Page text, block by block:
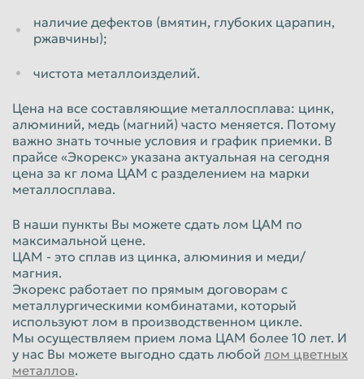
Стерлитамак Сургут
Тверь Тольятти
Томск Тула
Тюмень Улан-Удэ
Ульяновск
Уфа Хабаровск
Химки Чебоксары
Челябинск
Чита Шахты
Электросталь Энгельс
Южно-Сахалинск
наличие дефектов (вмятин, глубоких царапин,
ржавчины);
чистота металлоизделий.
Цена на все составляющие металлосплава: цинк,
алюминий, медь (магний) часто меняется. Потому
важно знать точные условия и график приемки. В
прайсе «Экорекс» указана актуальная на сегодня
цена за кг лома ЦАМ с разделением на марки
металлосплава.
В наши пункты Вы можете сдать лом ЦАМ по
максимальной цене.
ЦАМ - это сплав из цинка, алюминия и меди/
магния.
Экорекс работает по прямым договорам с
металлургическими комбинатами, который
используют лом в производственном цикле.
Мы осуществляем прием лома ЦАМ более 10 лет. И
у нас Вы можете выгодно сдать любой лом цветных
металлов.